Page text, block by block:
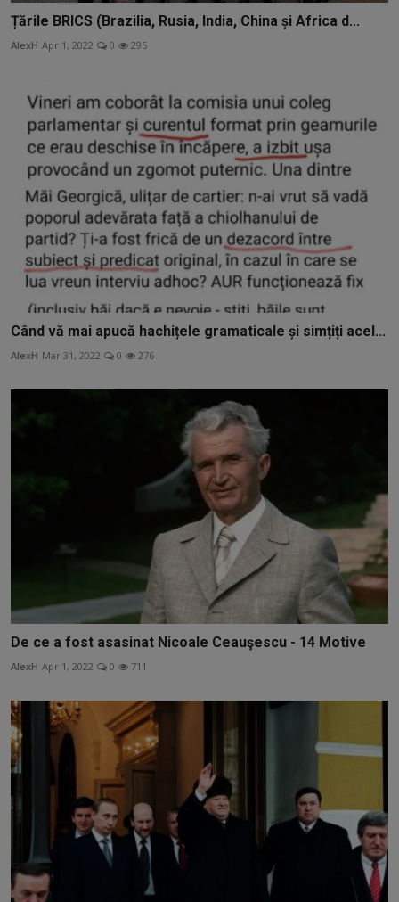
Țările BRICS (Brazilia, Rusia, India, China și Africa d...
AlexH Apr 1, 2022 0 295
Când vă mai apucă hachițele gramaticale și simțiți acel...
AlexH Mar 31, 2022 0 276
De ce a fost asasinat Nicoale Ceauşescu - 14 Motive
AlexH Apr 1, 2022 0 711